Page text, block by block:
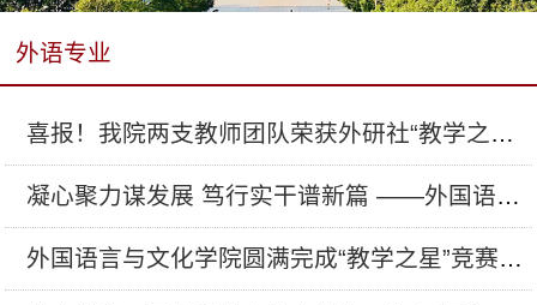
外语专业
喜报！我院两支教师团队荣获外研社“教学之星”大赛全国复赛...
凝心聚力谋发展 笃行实干谱新篇 ——外国语言与文化学院召开...
外国语言与文化学院圆满完成“教学之星”竞赛录课工作